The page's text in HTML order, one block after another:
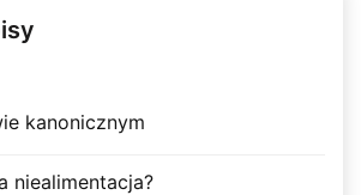
kanonicznym
niealimentacja?